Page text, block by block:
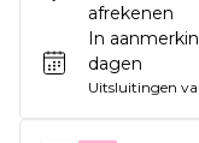
afrekenen
In
dagen
Uitsluitingen